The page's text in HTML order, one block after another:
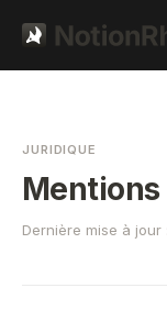
JURIDIQUE
Dernière mise à jour